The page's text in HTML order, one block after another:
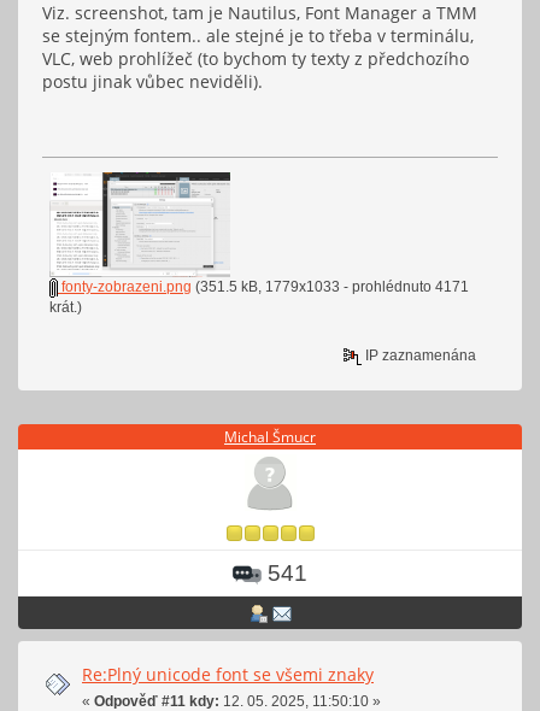
Viz. screenshot, tam je Nautilus, Font Manager a TMM
se stejným fontem.. ale stejné je to třeba v terminálu,
VLC, web prohlížeč (to bychom ty texty z předchozího
postu jinak vůbec neviděli).
fonty-zobrazeni.png (351.5 kB, 1779x1033 - prohlédnuto 4171
krát.)
IP zaznamenána
Michal Šmucr
541
Re:Plný unicode font se všemi znaky
« Odpověď #11 kdy: 12. 05. 2025, 11:50:10 »